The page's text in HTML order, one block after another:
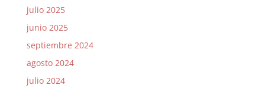
julio 2025
junio 2025
septiembre 2024
agosto 2024
julio 2024